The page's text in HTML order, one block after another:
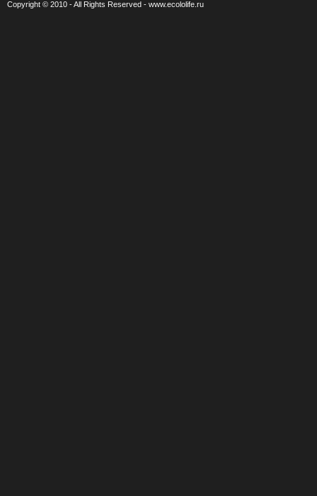
Copyright © 2010 - All Rights Reserved - www.ecololife.ru